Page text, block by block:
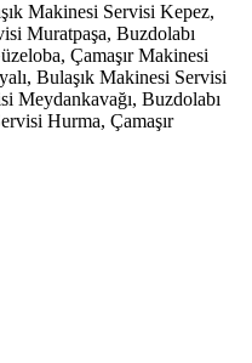
Makinesi Servisi Kepez,
Muratpaşa, Buzdolabı
Çamaşır Makinesi
Bulaşık Makinesi Servisi
Meydankavağı, Buzdolabı
Hurma, Çamaşır